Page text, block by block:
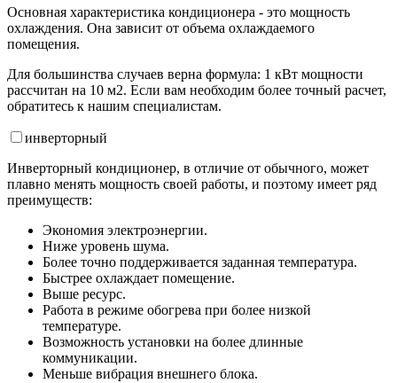
Основная характеристика кондиционера - это мощность
охлаждения. Она зависит от объема охлаждаемого
помещения.
Для большинства случаев верна формула: 1 кВт мощности
рассчитан на 10 м2. Если вам необходим более точный расчет,
обратитесь к нашим специалистам.
инверторный
Инверторный кондиционер, в отличие от обычного, может
плавно менять мощность своей работы, и поэтому имеет ряд
преимуществ:
Экономия электроэнергии.
Ниже уровень шума.
Более точно поддерживается заданная температура.
Быстрее охлаждает помещение.
Выше ресурс.
Работа в режиме обогрева при более низкой
температуре.
Возможность установки на более длинные
коммуникации.
Меньше вибрация внешнего блока.